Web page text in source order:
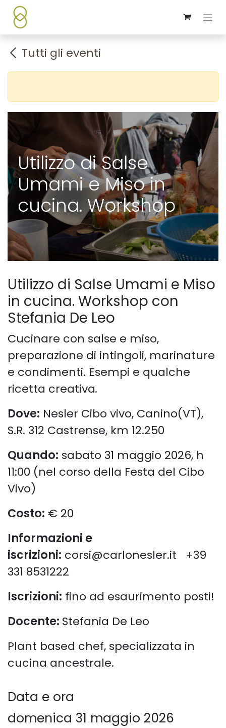
Passa al contenuto
Tutti gli eventi
Utilizzo di Salse
Umami e Miso in
cucina. Workshop
Utilizzo di Salse Umami e Miso
in cucina. Workshop con
Stefania De Leo
Cucinare con salse e miso,
preparazione di intingoli, marinature
e condimenti. Esempi e qualche
ricetta creativa.
Dove: Nesler Cibo vivo, Canino(VT),
S.R. 312 Castrense, km 12.250
Quando: sabato 31 maggio 2026, h
11:00 (nel corso della Festa del Cibo
Vivo)
Costo: € 20
Informazioni e
iscrizioni: corsi@carlonesler.it +39
331 8531222
Iscrizioni: fino ad esaurimento posti!
Docente: Stefania De Leo
Plant based chef, specializzata in
cucina ancestrale.
Data e ora
domenica 31 maggio 2026